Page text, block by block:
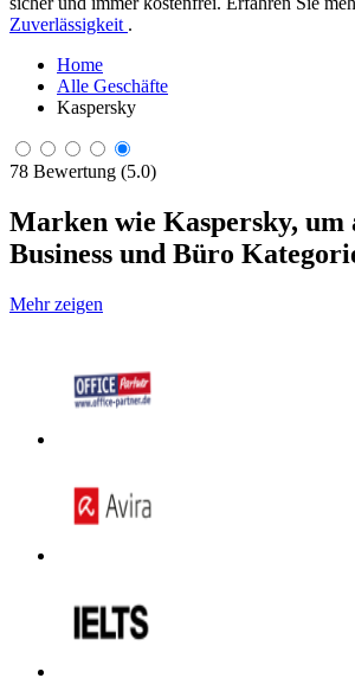
Zuverlässigkeit .
Home
Alle Geschäfte
Kaspersky
78 Bewertung (5.0)
Marken wie Kaspersky, um
Business und Büro
Mehr zeigen